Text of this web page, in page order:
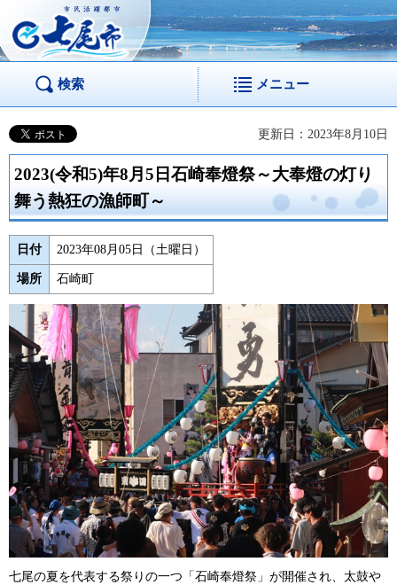
市民活躍都市 七尾
市
検索 メニュー
更新日：2023年8月10日
2023(令和5)年8月5日石崎奉燈祭～大奉燈の灯り
舞う熱狂の漁師町～
日付 2023年08月05日（土曜日）
場所 石崎町
七尾の夏を代表する祭りの一つ「石崎奉燈祭」が開催され、太鼓や